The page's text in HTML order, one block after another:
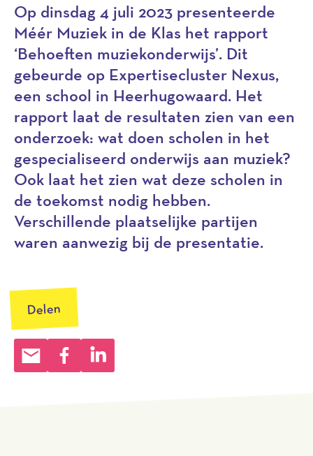
Op dinsdag 4 juli 2023 presenteerde
Méér Muziek in de Klas het rapport
‘Behoeften muziekonderwijs’. Dit
gebeurde op Expertisecluster Nexus,
een school in Heerhugowaard. Het
rapport laat de resultaten zien van een
onderzoek: wat doen scholen in het
gespecialiseerd onderwijs aan muziek?
Ook laat het zien wat deze scholen in
de toekomst nodig hebben.
Verschillende plaatselijke partijen
waren aanwezig bij de presentatie.
Delen